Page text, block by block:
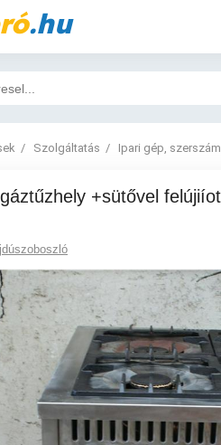
.hu
Szolgáltatás Ipari gép, szerszám